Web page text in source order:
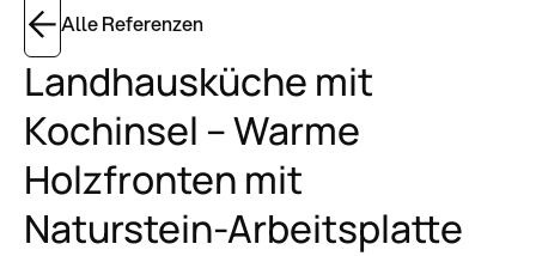
Alle Referenzen
Landhausküche mit
Kochinsel – Warme
Holzfronten mit
Naturstein-Arbeitsplatte